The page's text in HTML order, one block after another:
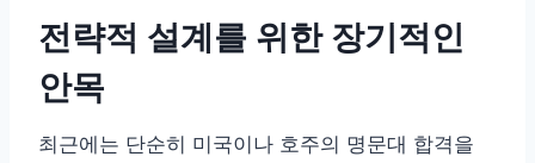
전략적 설계를 위한 장기적인
안목
최근에는 단순히 미국이나 호주의 명문대 합격을